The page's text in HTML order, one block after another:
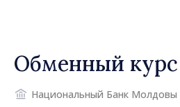
движется в правильном
направлении»
Обменный курс
Национальный Банк Молдовы